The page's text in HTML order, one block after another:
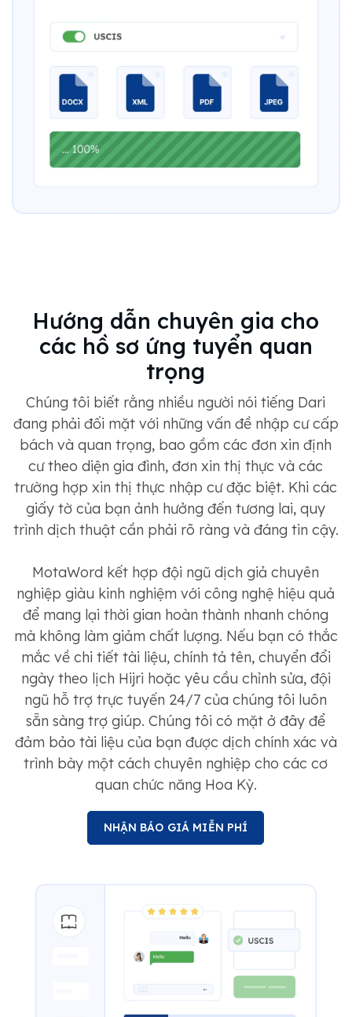
Hướng dẫn chuyên gia cho
các hồ sơ ứng tuyển quan
trọng
Chúng tôi biết rằng nhiều người nói tiếng Dari
đang phải đối mặt với những vấn đề nhập cư cấp
bách và quan trọng, bao gồm các đơn xin định
cư theo diện gia đình, đơn xin thị thực và các
trường hợp xin thị thực nhập cư đặc biệt. Khi các
giấy tờ của bạn ảnh hưởng đến tương lai, quy
trình dịch thuật cần phải rõ ràng và đáng tin cậy.
MotaWord kết hợp đội ngũ dịch giả chuyên
nghiệp giàu kinh nghiệm với công nghệ hiệu quả
để mang lại thời gian hoàn thành nhanh chóng
mà không làm giảm chất lượng. Nếu bạn có thắc
mắc về chi tiết tài liệu, chính tả tên, chuyển đổi
ngày theo lịch Hijri hoặc yêu cầu chỉnh sửa, đội
ngũ hỗ trợ trực tuyến 24/7 của chúng tôi luôn
sẵn sàng trợ giúp. Chúng tôi có mặt ở đây để
đảm bảo tài liệu của bạn được dịch chính xác và
trình bày một cách chuyên nghiệp cho các cơ
quan chức năng Hoa Kỳ.
NHẬN BÁO GIÁ MIỄN PHÍ